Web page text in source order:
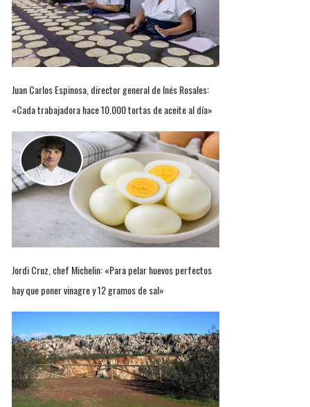
Juan Carlos Espinosa, director general de Inés Rosales:
«Cada trabajadora hace 10.000 tortas de aceite al día»
Jordi Cruz, chef Michelin: «Para pelar huevos perfectos
hay que poner vinagre y 12 gramos de sal»